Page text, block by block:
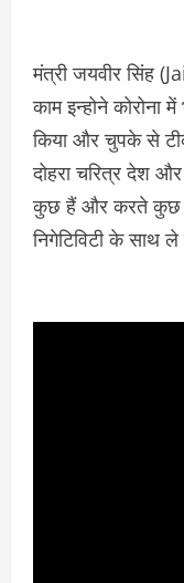
मंत्री जयवीर सिंह
काम इन्होने कोरोना
किया और चुपके से
दोहरा चरित्र देश
कुछ हैं और करते कुछ
निगेटिविटी के साथ